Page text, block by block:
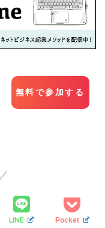
LINE Pocket